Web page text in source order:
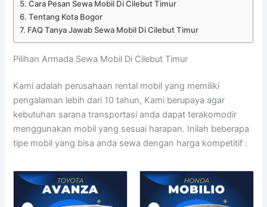
Cara Pesan Sewa Mobil Di Cilebut Timur
Tentang Kota Bogor
FAQ Tanya Jawab Sewa Mobil Di Cilebut Timur
Pilihan Armada Sewa Mobil Di Cilebut Timur
Kami adalah perusahaan rental mobil yang memiliki
pengalaman lebih dari 10 tahun, Kami berupaya agar
kebutuhan sarana transportasi anda dapat terakomodir
menggunakan mobil yang sesuai harapan. Inilah beberapa
tipe mobil yang bisa anda sewa dengan harga kompetitif :